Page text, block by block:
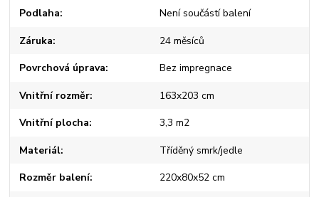
Podlaha Není součástí balení
Záruka 24 měsíců
Povrchová úprava Bez impregnace
Vnitřní rozměr 163x203 cm
Vnitřní plocha 3,3 m2
Materiál Tříděný smrk/jedle
Rozměr balení 220x80x52 cm